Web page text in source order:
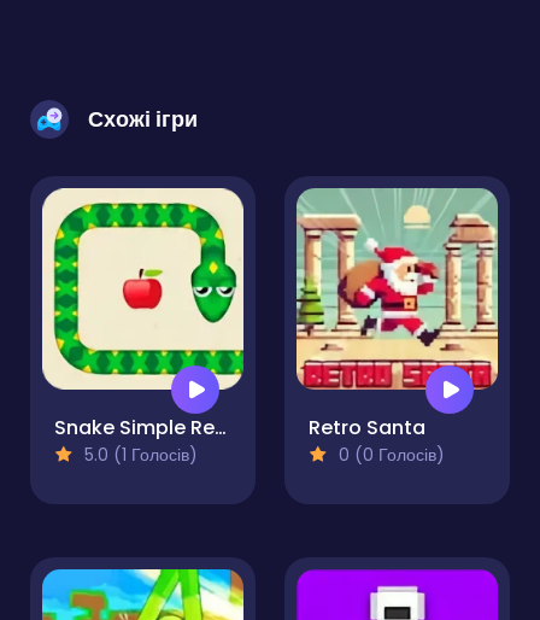
Схожі ігри
Snake Simple Retro Game
5.0 (1 Голосів)
Retro Santa
0 (0 Голосів)